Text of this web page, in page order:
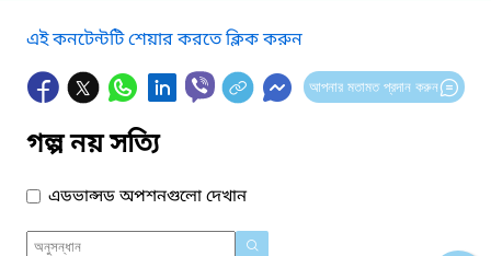
এই কনটেন্টটি শেয়ার করতে ক্লিক করুন
আপনার মতামত প্রদান করুন
গল্প নয় সত্যি
এডভান্সড অপশনগুলো দেখান